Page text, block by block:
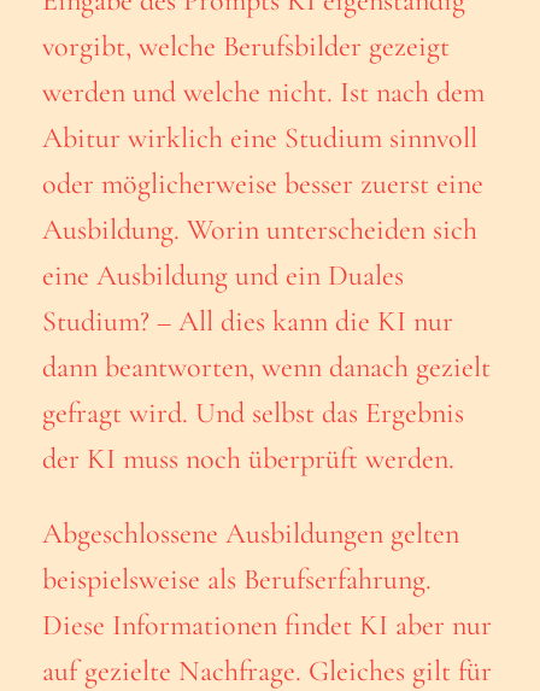
vorgibt, welche Berufsbilder gezeigt
werden und welche nicht. Ist nach dem
Abitur wirklich eine Studium sinnvoll
oder möglicherweise besser zuerst eine
Ausbildung. Worin unterscheiden sich
eine Ausbildung und ein Duales
Studium? – All dies kann die KI nur
dann beantworten, wenn danach gezielt
gefragt wird. Und selbst das Ergebnis
der KI muss noch überprüft werden.
Abgeschlossene Ausbildungen gelten
beispielsweise als Berufserfahrung.
Diese Informationen findet KI aber nur
auf gezielte Nachfrage. Gleiches gilt für